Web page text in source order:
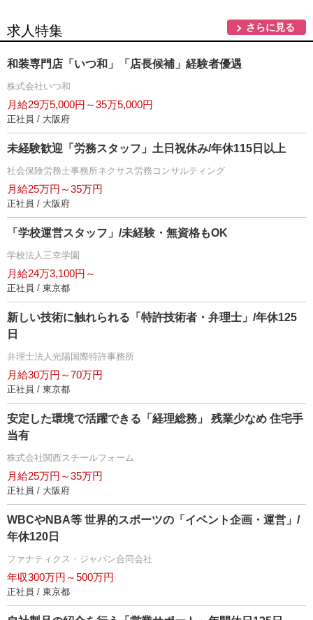
求人特集 さらに見る
和装専門店「いつ和」「店長候補」経験者優遇
株式会社いつ和
月給29万5,000円～35万5,000円
正社員 / 大阪府
未経験歓迎「労務スタッフ」土日祝休み/年休115日以上
社会保険労務士事務所ネクサス労務コンサルティング
月給25万円～35万円
正社員 / 大阪府
「学校運営スタッフ」/未経験・無資格もOK
学校法人三幸学園
月給24万3,100円～
正社員 / 東京都
新しい技術に触れられる「特許技術者・弁理士」/年休125
日
弁理士法人光陽国際特許事務所
月給30万円～70万円
正社員 / 東京都
安定した環境で活躍できる「経理総務」 残業少なめ 住宅手
当有
株式会社関西スチールフォーム
月給25万円～35万円
正社員 / 大阪府
WBCやNBA等 世界的スポーツの「イベント企画・運営」/
年休120日
ファナティクス・ジャパン合同会社
年収300万円～500万円
正社員 / 東京都